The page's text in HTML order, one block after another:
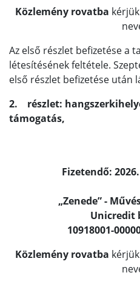
Közlemény rovatba
Az első részlet befizetése a
létesítésének feltétele.
első részlet befizetése után
2. részlet:
támogatás,
Fizetendő:
„Zenede” -
Unicredit
10918001-
Közlemény rovatba